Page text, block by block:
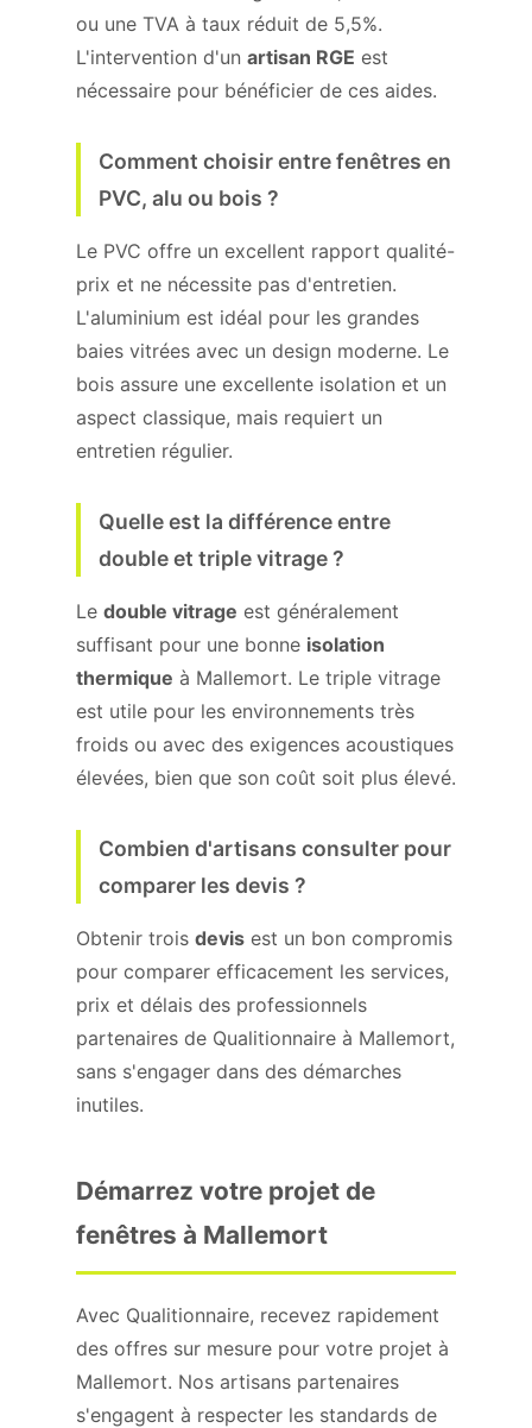
ou une TVA à taux réduit de 5,5%.
L'intervention d'un artisan RGE est
nécessaire pour bénéficier de ces aides.
Comment choisir entre fenêtres en
PVC, alu ou bois ?
Le PVC offre un excellent rapport qualité-
prix et ne nécessite pas d'entretien.
L'aluminium est idéal pour les grandes
baies vitrées avec un design moderne. Le
bois assure une excellente isolation et un
aspect classique, mais requiert un
entretien régulier.
Quelle est la différence entre
double et triple vitrage ?
Le double vitrage est généralement
suffisant pour une bonne isolation
thermique à Mallemort. Le triple vitrage
est utile pour les environnements très
froids ou avec des exigences acoustiques
élevées, bien que son coût soit plus élevé.
Combien d'artisans consulter pour
comparer les devis ?
Obtenir trois devis est un bon compromis
pour comparer efficacement les services,
prix et délais des professionnels
partenaires de Qualitionnaire à Mallemort,
sans s'engager dans des démarches
inutiles.
Démarrez votre projet de
fenêtres à Mallemort
Avec Qualitionnaire, recevez rapidement
des offres sur mesure pour votre projet à
Mallemort. Nos artisans partenaires
s'engagent à respecter les standards de